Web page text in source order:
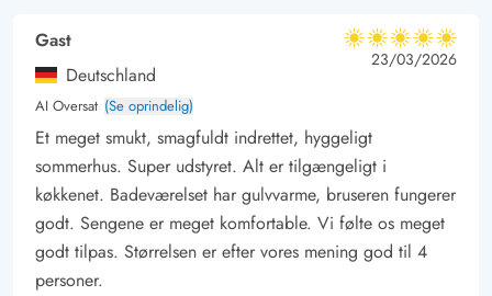
Gast
Deutschland
AI Oversat (Se oprindelig)
5 ud af 5
5 ud af 5
5 out of 5
23/03/2026
Et meget smukt, smagfuldt indrettet, hyggeligt
sommerhus. Super udstyret. Alt er tilgængeligt i
køkkenet. Badeværelset har gulvvarme, bruseren fungerer
godt. Sengene er meget komfortable. Vi følte os meget
godt tilpas. Størrelsen er efter vores mening god til 4
personer.